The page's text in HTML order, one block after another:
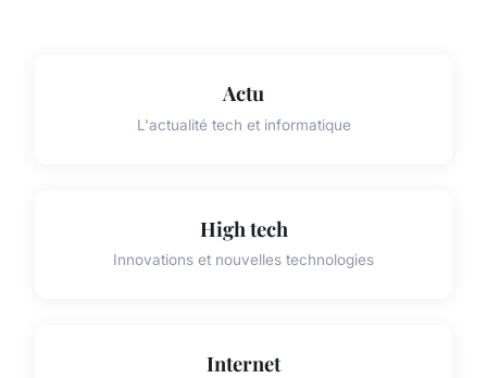
Actu
L'actualité tech et informatique
High tech
Innovations et nouvelles technologies
Internet